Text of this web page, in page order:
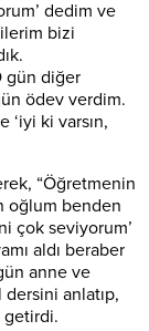
dedim ve
bizi
gün diğer
ödev verdim.
ki varsın,
“Öğretmenin
oğlum benden
çok seviyorum’
aldı beraber
anne ve
dersini anlatıp,
getirdi.